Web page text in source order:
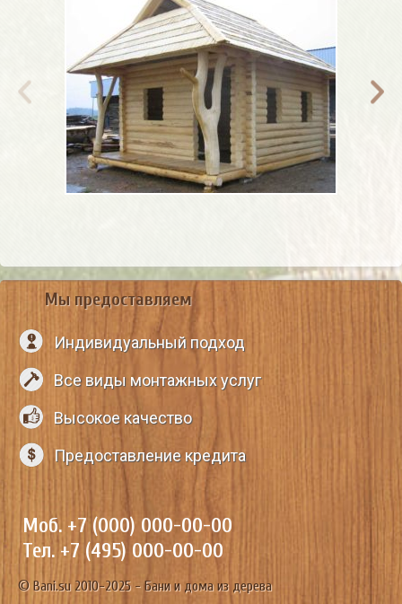
Мы предоставляем
Индивидуальный подход
Все виды монтажных услуг
Высокое качество
Предоставление кредита
Моб. +7 (000) 000-00-00
Тел. +7 (495) 000-00-00
© Bani.su 2010-2025 - Бани и дома из дерева